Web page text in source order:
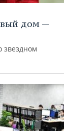
дом —
звездном